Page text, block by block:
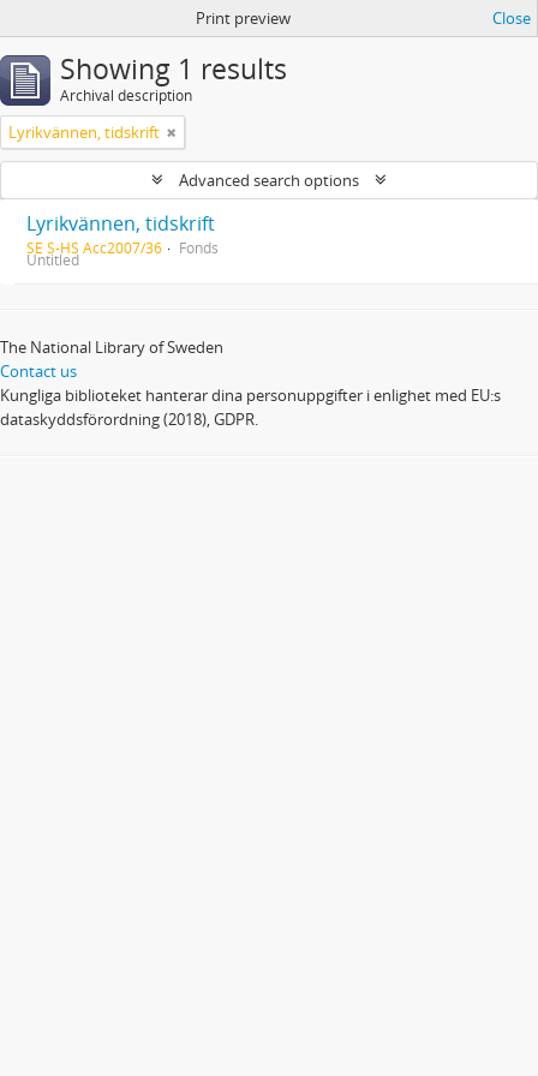
Print preview Close
Showing 1 results
Archival description
Lyrikvännen, tidskrift
Advanced search options
Lyrikvännen, tidskrift
SE S-HS Acc2007/36 Fonds
Untitled
The National Library of Sweden
Contact us
Kungliga biblioteket hanterar dina personuppgifter i enlighet med EU:s
dataskyddsförordning (2018), GDPR.